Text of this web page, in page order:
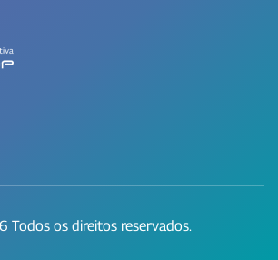
Todos os direitos reservados.